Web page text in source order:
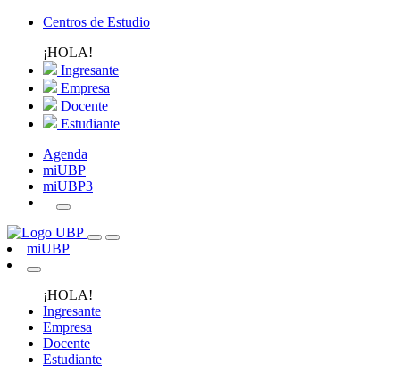
Centros de Estudio
¡HOLA!
Ingresante
Empresa
Docente
Estudiante
Agenda
miUBP
miUBP3
miUBP
¡HOLA!
Ingresante
Empresa
Docente
Estudiante